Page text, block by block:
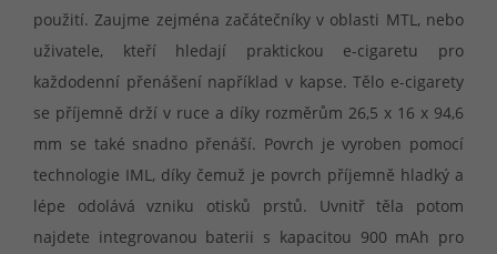
použití. Zaujme zejména začátečníky v oblasti MTL, nebo
uživatele, kteří hledají praktickou e-cigaretu pro
každodenní přenášení například v kapse. Tělo e-cigarety
se příjemně drží v ruce a díky rozměrům 26,5 x 16 x 94,6
mm se také snadno přenáší. Povrch je vyroben pomocí
technologie IML, díky čemuž je povrch příjemně hladký a
lépe odolává vzniku otisků prstů. Uvnitř těla potom
najdete integrovanou baterii s kapacitou 900 mAh pro